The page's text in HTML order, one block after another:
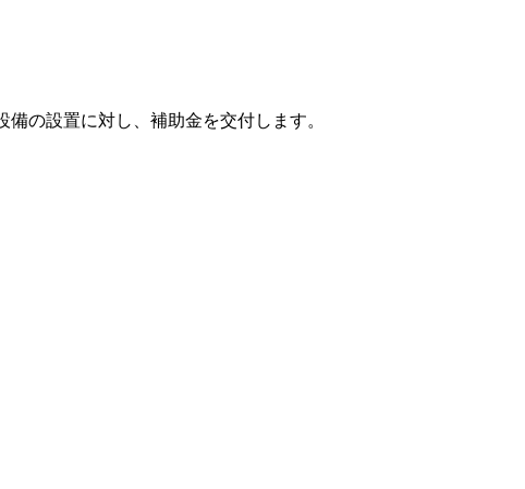
の設置に対し、補助金を交付します。